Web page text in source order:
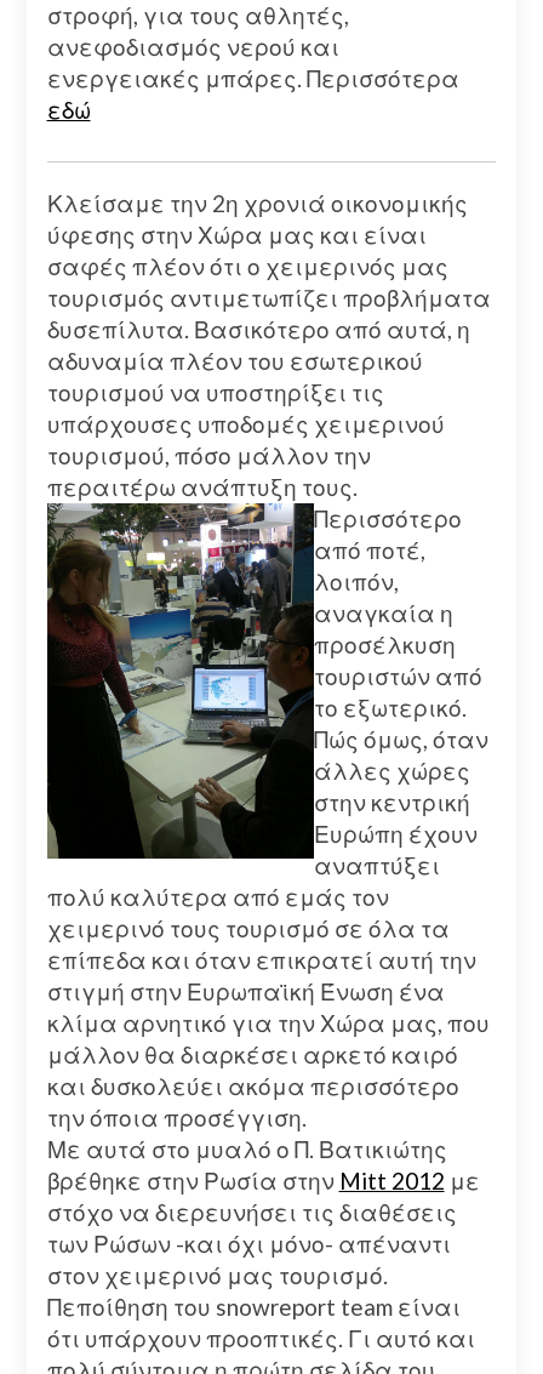
στροφή, για τους αθλητές,
ανεφοδιασμός νερού και
ενεργειακές μπάρες. Περισσότερα
εδώ
Κλείσαμε την 2η χρονιά οικονομικής
ύφεσης στην Χώρα μας και είναι
σαφές πλέον ότι ο χειμερινός μας
τουρισμός αντιμετωπίζει προβλήματα
δυσεπίλυτα. Βασικότερο από αυτά, η
αδυναμία πλέον του εσωτερικού
τουρισμού να υποστηρίξει τις
υπάρχουσες υποδομές χειμερινού
τουρισμού, πόσο μάλλον την
περαιτέρω ανάπτυξη τους.
Περισσότερο
από ποτέ,
λοιπόν,
αναγκαία η
προσέλκυση
τουριστών από
το εξωτερικό.
Πώς όμως, όταν
άλλες χώρες
στην κεντρική
Ευρώπη έχουν
αναπτύξει
πολύ καλύτερα από εμάς τον
χειμερινό τους τουρισμό σε όλα τα
επίπεδα και όταν επικρατεί αυτή την
στιγμή στην Ευρωπαϊκή Ένωση ένα
κλίμα αρνητικό για την Χώρα μας, που
μάλλον θα διαρκέσει αρκετό καιρό
και δυσκολεύει ακόμα περισσότερο
την όποια προσέγγιση.
Με αυτά στο μυαλό ο Π. Βατικιώτης
βρέθηκε στην Ρωσία στην Mitt 2012 με
στόχο να διερευνήσει τις διαθέσεις
των Ρώσων -και όχι μόνο- απέναντι
στον χειμερινό μας τουρισμό.
Πεποίθηση του snowreport team είναι
ότι υπάρχουν προοπτικές. Γι αυτό και